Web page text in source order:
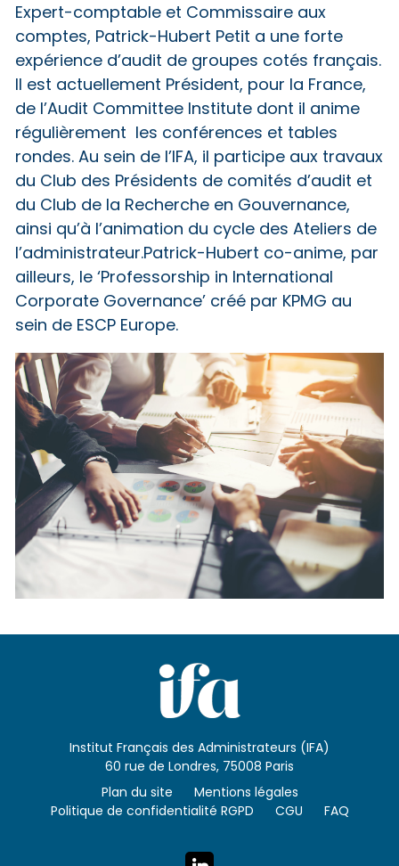
Expert-comptable et Commissaire aux
comptes, Patrick-Hubert Petit a une forte
expérience d’audit de groupes cotés français.
Il est actuellement Président, pour la France,
de l’Audit Committee Institute dont il anime
régulièrement les conférences et tables
rondes. Au sein de l’IFA, il participe aux travaux
du Club des Présidents de comités d’audit et
du Club de la Recherche en Gouvernance,
ainsi qu’à l’animation du cycle des Ateliers de
l’administrateur.Patrick-Hubert co-anime, par
ailleurs, le ‘Professorship in International
Corporate Governance’ créé par KPMG au
sein de ESCP Europe.
Institut Français des Administrateurs (IFA)
60 rue de Londres, 75008 Paris
Plan du site
Mentions légales
Politique de confidentialité RGPD
CGU FAQ